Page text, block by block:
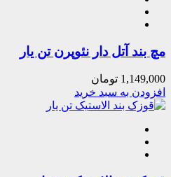
مچ بند آتل دار نئوپرن تن یار
1,149,000 تومان
افزودن به سبد خرید